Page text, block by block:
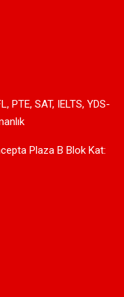
PTE, SAT, IELTS, YDS-
Plaza B Blok Kat: